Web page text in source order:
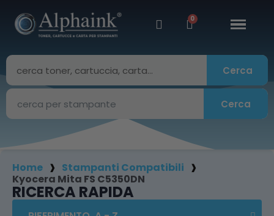
Cerca
Cerca
Home
Stampanti Compatibili
Kyocera Mita FS C5350DN
RICERCA RAPIDA